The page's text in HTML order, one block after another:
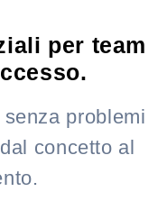
per team
problemi
concetto al